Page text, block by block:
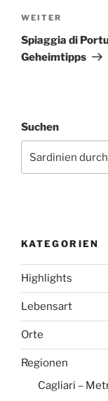
Nächster
Beitrag
WEITER
Spiaggia di
Geheimtipps
Suchen
KATEGORIEN
Highlights
Lebensart
Orte
Regionen
Cagliari –